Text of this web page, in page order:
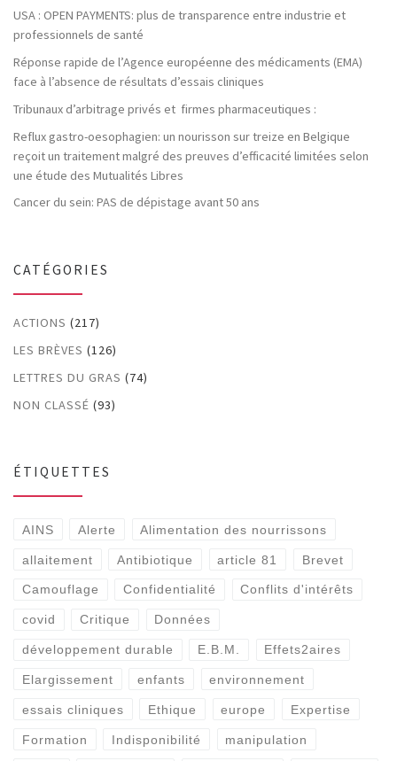
USA : OPEN PAYMENTS: plus de transparence entre industrie et
professionnels de santé
Réponse rapide de l’Agence européenne des médicaments (EMA)
face à l’absence de résultats d’essais cliniques
Tribunaux d’arbitrage privés et firmes pharmaceutiques :
Reflux gastro-oesophagien: un nourisson sur treize en Belgique
reçoit un traitement malgré des preuves d’efficacité limitées selon
une étude des Mutualités Libres
Cancer du sein: PAS de dépistage avant 50 ans
CATÉGORIES
ACTIONS (217)
LES BRÈVES (126)
LETTRES DU GRAS (74)
NON CLASSÉ (93)
ÉTIQUETTES
AINS Alerte Alimentation des nourrissons
allaitement Antibiotique article 81 Brevet
Camouflage Confidentialité Conflits d'intérêts
covid Critique Données
développement durable E.B.M. Effets2aires
Elargissement enfants environnement
essais cliniques Ethique europe Expertise
Formation Indisponibilité manipulation